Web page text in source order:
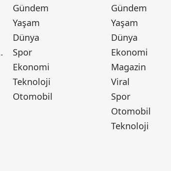
Gündem
Yaşam
Dünya
Spor
Ekonomi
Teknoloji
Otomobil
Gündem
Yaşam
Dünya
Ekonomi
Magazin
Viral
Spor
Otomobil
Teknoloji